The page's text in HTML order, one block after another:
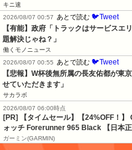
キニ速
2026/08/07 00:57
あとで読む 🐦Tweet
【有能】政府「トラックはサービスエ
題解決じゃね？」
働くモノニュース
2026/08/07 00:55
あとで読む 🐦Tweet
【悲報】W杯後無所属の長友佑都が東
せていただきます」
サカラボ
2026/08/07 06:00時点
[PR] 【タイムセール】【24%OFF！】
ォッチ Forerunner 965 Black 【日本
ガーミン(GARMIN)